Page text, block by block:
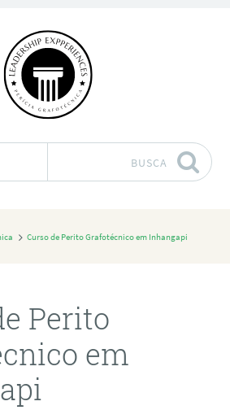
BUSCA
Curso de Perito Grafotécnico em Inhangapi
Perito
em